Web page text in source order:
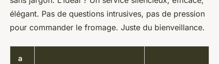
élégant. Pas de questions intrusives, pas de pression
pour commander le fromage. Juste du bienveillance.
a